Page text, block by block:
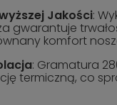
Jakości:
gwarantuje
komfort
: Gramatura
termiczną, co